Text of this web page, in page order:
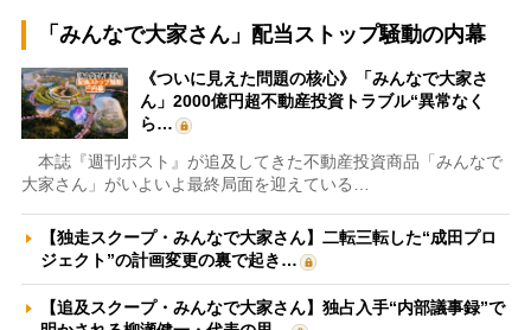
「みんなで大家さん」配当ストップ騒動の内幕
《ついに見えた問題の核心》「みんなで大家さ
ん」2000億円超不動産投資トラブル“異常なく
ら…
本誌『週刊ポスト』が追及してきた不動産投資商品「みんなで
大家さん」がいよいよ最終局面を迎えている…
【独走スクープ・みんなで大家さん】二転三転した“成田プロ
ジェクト”の計画変更の裏で起き…
【追及スクープ・みんなで大家さん】独占入手“内部議事録”で